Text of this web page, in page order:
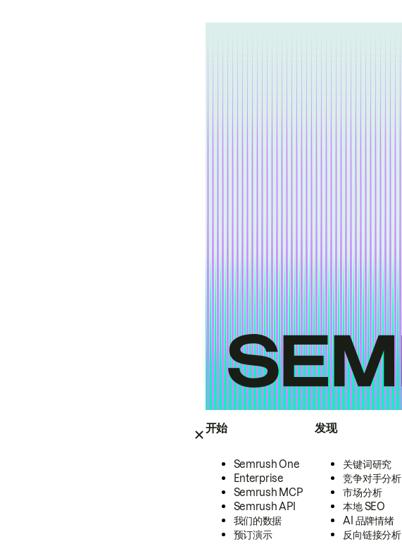
开始
Semrush One
Enterprise
Semrush MCP
Semrush API
我们的数据
预订演示
发现
关键词研究
竞争对手分析
市场分析
本地 SEO
AI 品牌情绪
反向链接分析